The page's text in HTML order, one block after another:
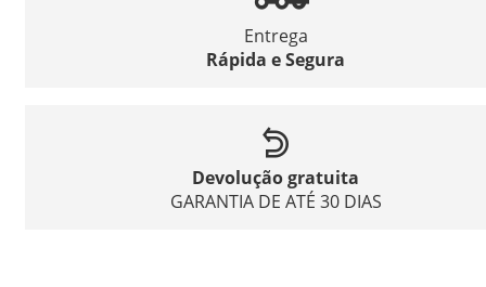
Entrega
Rápida e Segura
Devolução gratuita
GARANTIA DE ATÉ 30 DIAS